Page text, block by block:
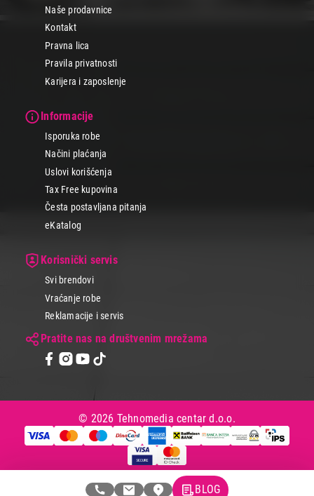
Naše prodavnice
Kontakt
Pravna lica
Pravila privatnosti
Karijera i zaposlenje
Informacije
Isporuka robe
Načini plaćanja
Uslovi korišćenja
Tax Free kupovina
Česta postavljana pitanja
eKatalog
Korisnički servis
Svi brendovi
Vraćanje robe
Reklamacije i servis
Pratite nas na društvenim mrežama
© 2026 Tehnomedia centar d.o.o.
BLOG